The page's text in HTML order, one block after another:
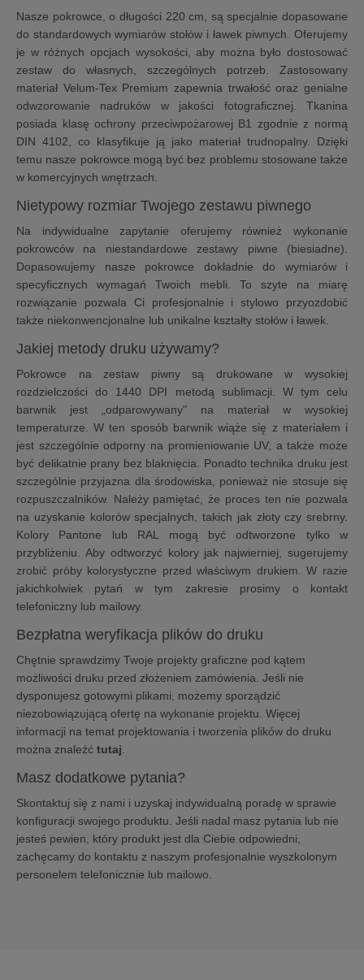
Nasze pokrowce, o długości 220 cm, są specjalnie dopasowane
do standardowych wymiarów stołów i ławek piwnych. Oferujemy
je w różnych opcjach wysokości, aby można było dostosować
zestaw do własnych, szczególnych potrzeb. Zastosowany
materiał Velum-Tex Premium zapewnia trwałość oraz genialne
odwzorowanie nadruków w jakości fotograficznej. Tkanina
posiada klasę ochrony przeciwpożarowej B1 zgodnie z normą
DIN 4102, co klasyfikuje ją jako materiał trudnopalny. Dzięki
temu nasze pokrowce mogą być bez problemu stosowane także
w komercyjnych wnętrzach.
Nietypowy rozmiar Twojego zestawu piwnego
Na indywidualne zapytanie oferujemy również wykonanie
pokrowców na niestandardowe zestawy piwne (biesiadne).
Dopasowujemy nasze pokrowce dokładnie do wymiarów i
specyficznych wymagań Twoich mebli. To szyte na miarę
rozwiązanie pozwala Ci profesjonalnie i stylowo przyozdobić
także niekonwencjonalne lub unikalne kształty stołów i ławek.
Jakiej metody druku używamy?
Pokrowce na zestaw piwny są drukowane w wysokiej
rozdzielczości do 1440 DPI metodą sublimacji. W tym celu
barwnik jest „odparowywany" na materiał w wysokiej
temperaturze. W ten sposób barwnik wiąże się z materiałem i
jest szczególnie odporny na promieniowanie UV, a także może
być delikatnie prany bez blaknięcia. Ponadto technika druku jest
szczególnie przyjazna dla środowiska, ponieważ nie stosuje się
rozpuszczalników. Należy pamiętać, że proces ten nie pozwala
na uzyskanie kolorów specjalnych, takich jak złoty czy srebrny.
Kolory Pantone lub RAL mogą być odtworzone tylko w
przybliżeniu. Aby odtworzyć kolory jak najwierniej, sugerujemy
zrobić próby kolorystyczne przed właściwym drukiem. W razie
jakichkolwiek pytań w tym zakresie prosimy o kontakt
telefoniczny lub mailowy.
Bezpłatna weryfikacja plików do druku
Chętnie sprawdzimy Twoje projekty graficzne pod kątem
możliwości druku przed złożeniem zamówienia. Jeśli nie
dysponujesz gotowymi plikami, możemy sporządzić
niezobowiązującą ofertę na wykonanie projektu. Więcej
informacji na temat projektowania i tworzenia plików do druku
można znaleźć tutaj
Masz dodatkowe pytania?
Skontaktuj się z nami i uzyskaj indywidualną poradę w sprawie
konfiguracji swojego produktu. Jeśli nadal masz pytania lub nie
jesteś pewien, który produkt jest dla Ciebie odpowiedni,
zachęcamy do kontaktu z naszym profesjonalnie wyszkolonym
personelem telefonicznie lub mailowo